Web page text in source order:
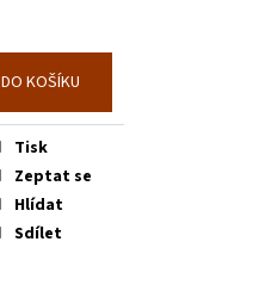
DO KOŠÍKU
Tisk
Zeptat se
Hlídat
Sdílet